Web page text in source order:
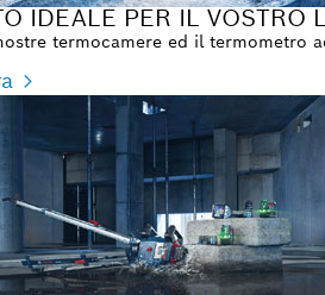
IDEALE PER IL VOSTRO
termocamere ed il termometro